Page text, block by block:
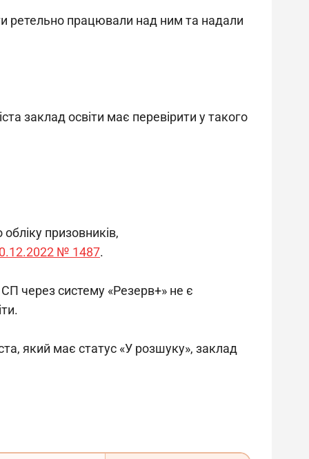
ретельно працювали над ним та надали
заклад освіти має перевірити у такого
призовників,
№ 1487.
через систему «Резерв+» не є
який має статус «У розшуку», заклад